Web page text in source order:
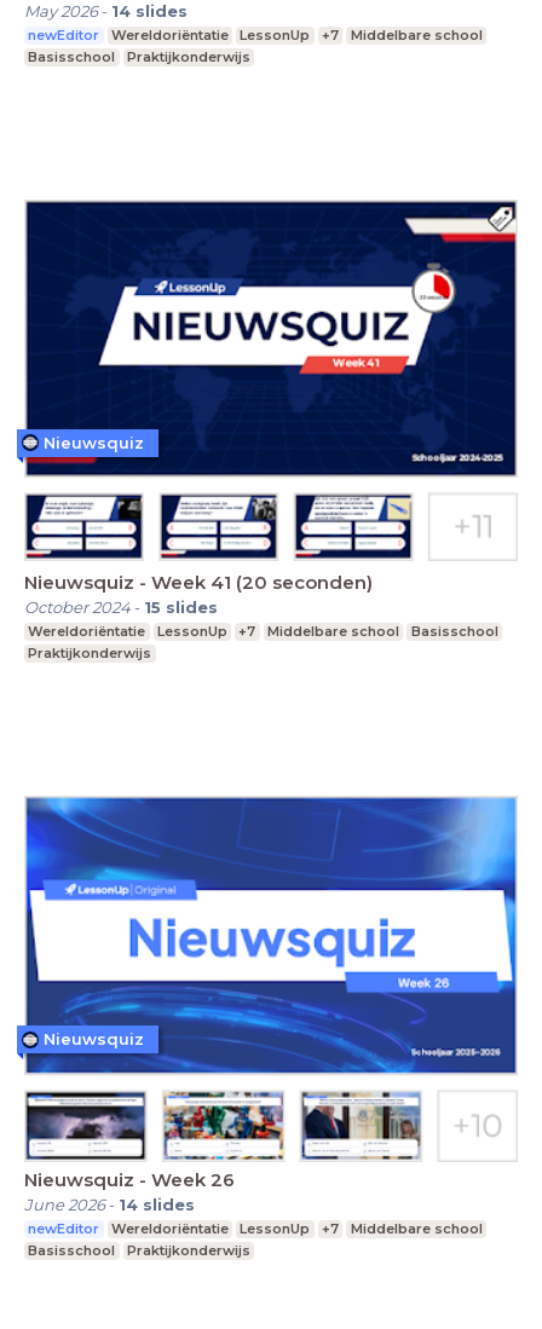
May 2026- 14 slides
newEditor Wereldoriëntatie LessonUp +7
Middelbare school
Basisschool
Praktijkonderwijs
Nieuwsquiz - Week 41 (20 seconden)
October 2024- 15 slides
Wereldoriëntatie LessonUp +7 Middelbare school
Basisschool
Praktijkonderwijs
Nieuwsquiz
Nieuwsquiz - Week 26
June 2026- 14 slides
newEditor Wereldoriëntatie LessonUp +7
Middelbare school
Basisschool
Praktijkonderwijs
Nieuwsquiz